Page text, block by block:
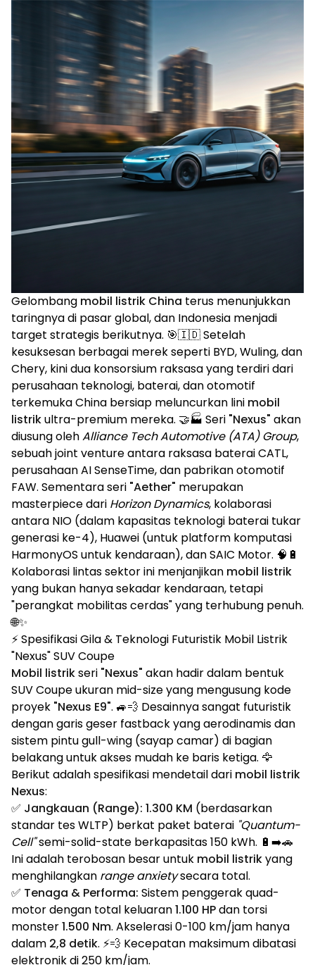
Gelombang mobil listrik China terus menunjukkan
taringnya di pasar global, dan Indonesia menjadi
target strategis berikutnya. 🎯🇮🇩 Setelah
kesuksesan berbagai merek seperti BYD, Wuling, dan
Chery, kini dua konsorsium raksasa yang terdiri dari
perusahaan teknologi, baterai, dan otomotif
terkemuka China bersiap meluncurkan lini mobil
listrikultra-premium mereka. 🤝🏭 Seri "Nexus" akan
diusung olehAlliance Tech Automotive (ATA) Group,
sebuah joint venture antara raksasa baterai CATL,
perusahaan AI SenseTime, dan pabrikan otomotif
FAW. Sementara seri "Aether" merupakan
masterpiece dari Horizon Dynamics, kolaborasi
antara NIO (dalam kapasitas teknologi baterai tukar
generasi ke-4), Huawei (untuk platform komputasi
HarmonyOS untuk kendaraan), dan SAIC Motor. 🧠🔋
Kolaborasi lintas sektor ini menjanjikan mobil listrik
yang bukan hanya sekadar kendaraan, tetapi
"perangkat mobilitas cerdas" yang terhubung penuh.
🌐✨
⚡ Spesifikasi Gila & Teknologi Futuristik Mobil Listrik
"Nexus" SUV Coupe
Mobil listrikseri "Nexus" akan hadir dalam bentuk
SUV Coupe ukuran mid-size yang mengusung kode
proyek "Nexus E9". 🚙💨 Desainnya sangat futuristik
dengan garis geser fastback yang aerodinamis dan
sistem pintu gull-wing (sayap camar) di bagian
belakang untuk akses mudah ke baris ketiga. 🦅
Berikut adalah spesifikasi mendetail dari mobil listrik
Nexus:
✅ Jangkauan (Range): 1.300 KM (berdasarkan
standar tes WLTP) berkat paket baterai "Quantum-
Cell"semi-solid-state berkapasitas 150 kWh. 🔋➡️🚗
Ini adalah terobosan besar untuk mobil listrikyang
menghilangkan range anxietysecara total.
✅ Tenaga & Performa: Sistem penggerak quad-
motor dengan total keluaran1.100 HPdan torsi
monster1.500 Nm. Akselerasi 0-100 km/jam hanya
dalam 2,8 detik. ⚡💨 Kecepatan maksimum dibatasi
elektronik di 250 km/jam.